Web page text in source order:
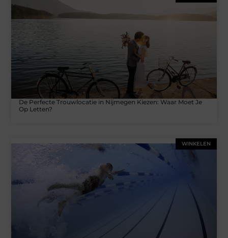
De Perfecte Trouwlocatie in Nijmegen Kiezen: Waar Moet Je
Op Letten?
WINKELEN